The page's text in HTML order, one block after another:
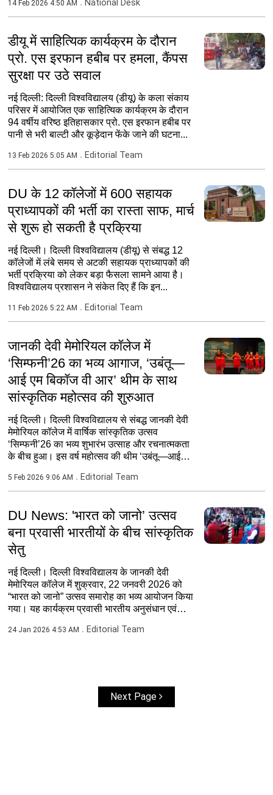
14 Feb 2026 4:50 AM National Desk
डीयू में साहित्यिक कार्यक्रम के दौरान
प्रो. एस इरफान हबीब पर हमला, कैंपस
सुरक्षा पर उठे सवाल
नई दिल्ली: दिल्ली विश्वविद्यालय (डीयू) के कला संकाय
परिसर में आयोजित एक साहित्यिक कार्यक्रम के दौरान
94 वर्षीय वरिष्ठ इतिहासकार प्रो. एस इरफान हबीब पर
पानी से भरी बाल्टी और कूड़ेदान फेंके जाने की घटना...
13 Feb 2026 5:05 AM Editorial Team
DU के 12 कॉलेजों में 600 सहायक
प्राध्यापकों की भर्ती का रास्ता साफ, मार्च
से शुरू हो सकती है प्रक्रिया
नई दिल्ली। दिल्ली विश्वविद्यालय (डीयू) से संबद्ध 12
कॉलेजों में लंबे समय से अटकी सहायक प्राध्यापकों की
भर्ती प्रक्रिया को लेकर बड़ा फैसला सामने आया है।
विश्वविद्यालय प्रशासन ने संकेत दिए हैं कि इन...
11 Feb 2026 5:22 AM Editorial Team
जानकी देवी मेमोरियल कॉलेज में
‘सिम्फनी’26 का भव्य आगाज, ‘उबंतू—
आई एम बिकॉज वी आर’ थीम के साथ
सांस्कृतिक महोत्सव की शुरुआत
नई दिल्‍ली। दिल्ली विश्वविद्यालय से संबद्ध जानकी देवी
मेमोरियल कॉलेज में वार्षिक सांस्कृतिक उत्सव
‘सिम्फनी’26 का भव्य शुभारंभ उत्साह और रचनात्मकता
के बीच हुआ। इस वर्ष महोत्सव की थीम ‘उबंतू—आई
5 Feb 2026 9:06 AM Editorial Team
DU News: 'भारत को जानो’ उत्सव
बना प्रवासी भारतीयों के बीच सांस्कृतिक
सेतु
नई दिल्ली। दिल्ली विश्वविद्यालय के जानकी देवी
मेमोरियल कॉलेज में शुक्रवार, 22 जनवरी 2026 को
“भारत को जानो” उत्सव समारोह का भव्य आयोजन किया
गया। यह कार्यक्रम प्रवासी भारतीय अनुसंधान एवं
24 Jan 2026 4:53 AM Editorial Team
Next Page